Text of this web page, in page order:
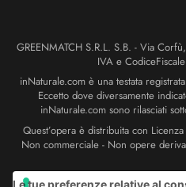
GREENMATCH S.R.L. S.B. - Via
IVA e
inNaturale.com è una testata
Eccetto dove diversamente
inNaturale.com sono rilasciati
Quest’opera è distribuita con
Non commerciale - Non opere
Le tue preferenze relative al